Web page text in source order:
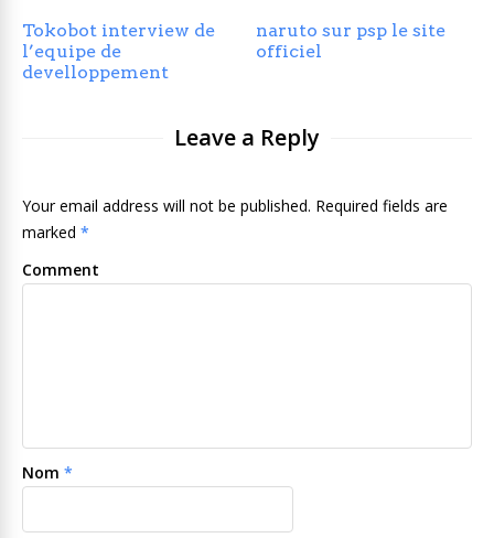
Tokobot interview de
l’equipe de
develloppement
naruto sur psp le site
officiel
Leave a Reply
Your email address will not be published. Required fields are
marked *
Comment
Nom *